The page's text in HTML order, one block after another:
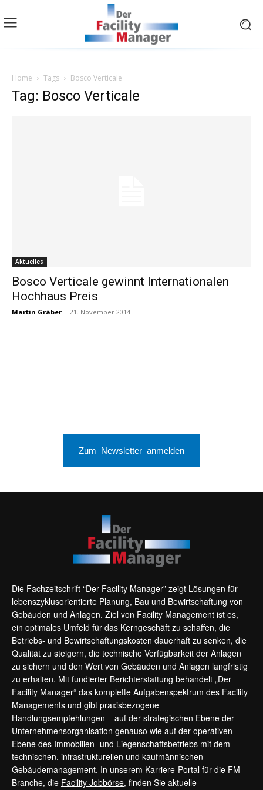
Home Tags Bosco Verticale
Tag: Bosco Verticale
Aktuelles
Bosco Verticale gewinnt Internationalen
Hochhaus Preis
Martin Gräber - 21. November 2014
Zum Newsletter anmelden
Die Fachzeitschrift “Der Facility Manager” zeigt Lösungen für
lebenszyklusorientierte Planung, Bau und Bewirtschaftung von
Gebäuden und Anlagen. Ziel von Facility Management ist es,
ein optimales Umfeld für das Kerngeschäft zu schaffen, die
Betriebs- und Bewirtschaftungskosten dauerhaft zu senken, die
Qualität zu steigern, die technische Verfügbarkeit der Anlagen
zu sichern und den Wert von Gebäuden und Anlagen langfristig
zu erhalten. Mit fundierter Berichterstattung behandelt „Der
Facility Manager“ das komplette Aufgabenspektrum des Facility
Managements und gibt praxisbezogene
Handlungsempfehlungen – auf der strategischen Ebene der
Unternehmensorganisation genauso wie auf der operativen
Ebene des Immobilien- und Liegenschaftsbetriebs mit dem
technischen, infrastrukturellen und kaufmännischen
Gebäudemanagement. In unserem Karriere-Portal für die FM-
Branche, die Facility Jobbörse, finden Sie aktuelle